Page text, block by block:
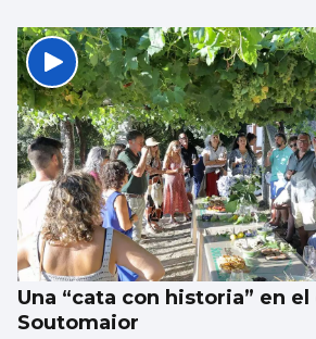
Una “cata con historia” en
Soutomaior